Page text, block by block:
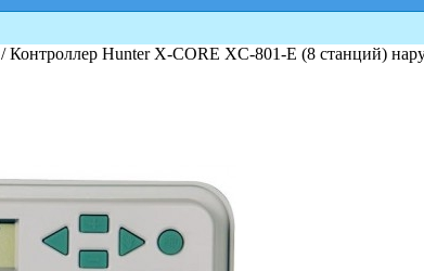
/ Контроллер Hunter X-CORE XC-801-E (8 станций)